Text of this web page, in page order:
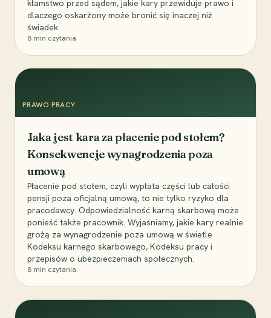
kłamstwo przed sądem, jakie kary przewiduje prawo i
dlaczego oskarżony może bronić się inaczej niż
świadek.
8 min czytania
PRAWO PRACY
Jaka jest kara za płacenie pod stołem?
Konsekwencje wynagrodzenia poza
umową
Płacenie pod stołem, czyli wypłata części lub całości
pensji poza oficjalną umową, to nie tylko ryzyko dla
pracodawcy. Odpowiedzialność karną skarbową może
ponieść także pracownik. Wyjaśniamy, jakie kary realnie
grożą za wynagrodzenie poza umową w świetle
Kodeksu karnego skarbowego, Kodeksu pracy i
przepisów o ubezpieczeniach społecznych.
8 min czytania